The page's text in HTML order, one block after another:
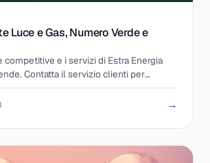
Luce e Gas, Numero Verde e
competitive e i servizi di Estra Energia
Contatta il servizio clienti per
→